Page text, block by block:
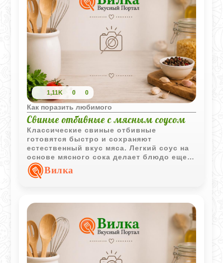
1,11K 0 0
Как поразить любимого
Свиные отбивные с мясным соусом
Классические свиные отбивные
готовятся быстро и сохраняют
естественный вкус мяса. Легкий соус на
основе мясного сока делает блюдо еще
более ароматным и выразительным.
Вилка